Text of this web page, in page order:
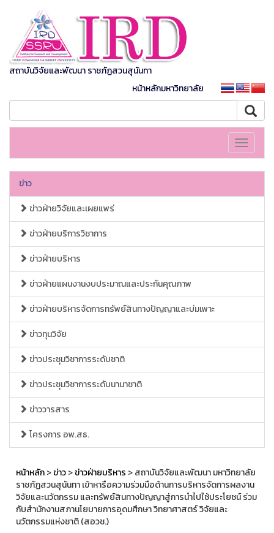
สถาบันวิจัยและพัฒนา ราชภัฏสวนสุนันทา
หน้าหลักมหาวิทยาลัย
Toggle
ข่าว
ข่าวฝ่ายวิจัยและเผยแพร่
ข่าวฝ่ายบริการวิชาการ
ข่าวฝ่ายบริหาร
ข่าวฝ่ายแผนงานงบประมาณและประกันคุณภาพ
ข่าวฝ่ายบริหารจัดการทรัพย์สินทางปัญญาและบ่มเพาะ
ข่าวทุนวิจัย
ข่าวประชุมวิชาการระดับชาติ
ข่าวประชุมวิชาการระดับนานาชาติ
ข่าววารสาร
โครงการ อพ.สธ.
หน้าหลัก>ข่าว>ข่าวฝ่ายบริหาร > สถาบันวิจัยและพัฒนา มหาวิทยาลัย
ราชภัฏสวนสุนันทา เข้าหารือความร่วมมือด้านการบริหารจัดการผลงาน
วิจัยและนวัตกรรม และทรัพย์สินทางปัญญาสู่การนำไปใช้ประโยชน์ ร่วม
กับสำนักงานสภานโยบายการอุดมศึกษา วิทยาศาสตร์ วิจัยและ
นวัตกรรมแห่งชาติ (สอวช.)